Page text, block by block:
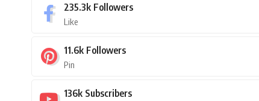
235.3k Followers
Like
11.6k Followers
Pin
136k Subscribers